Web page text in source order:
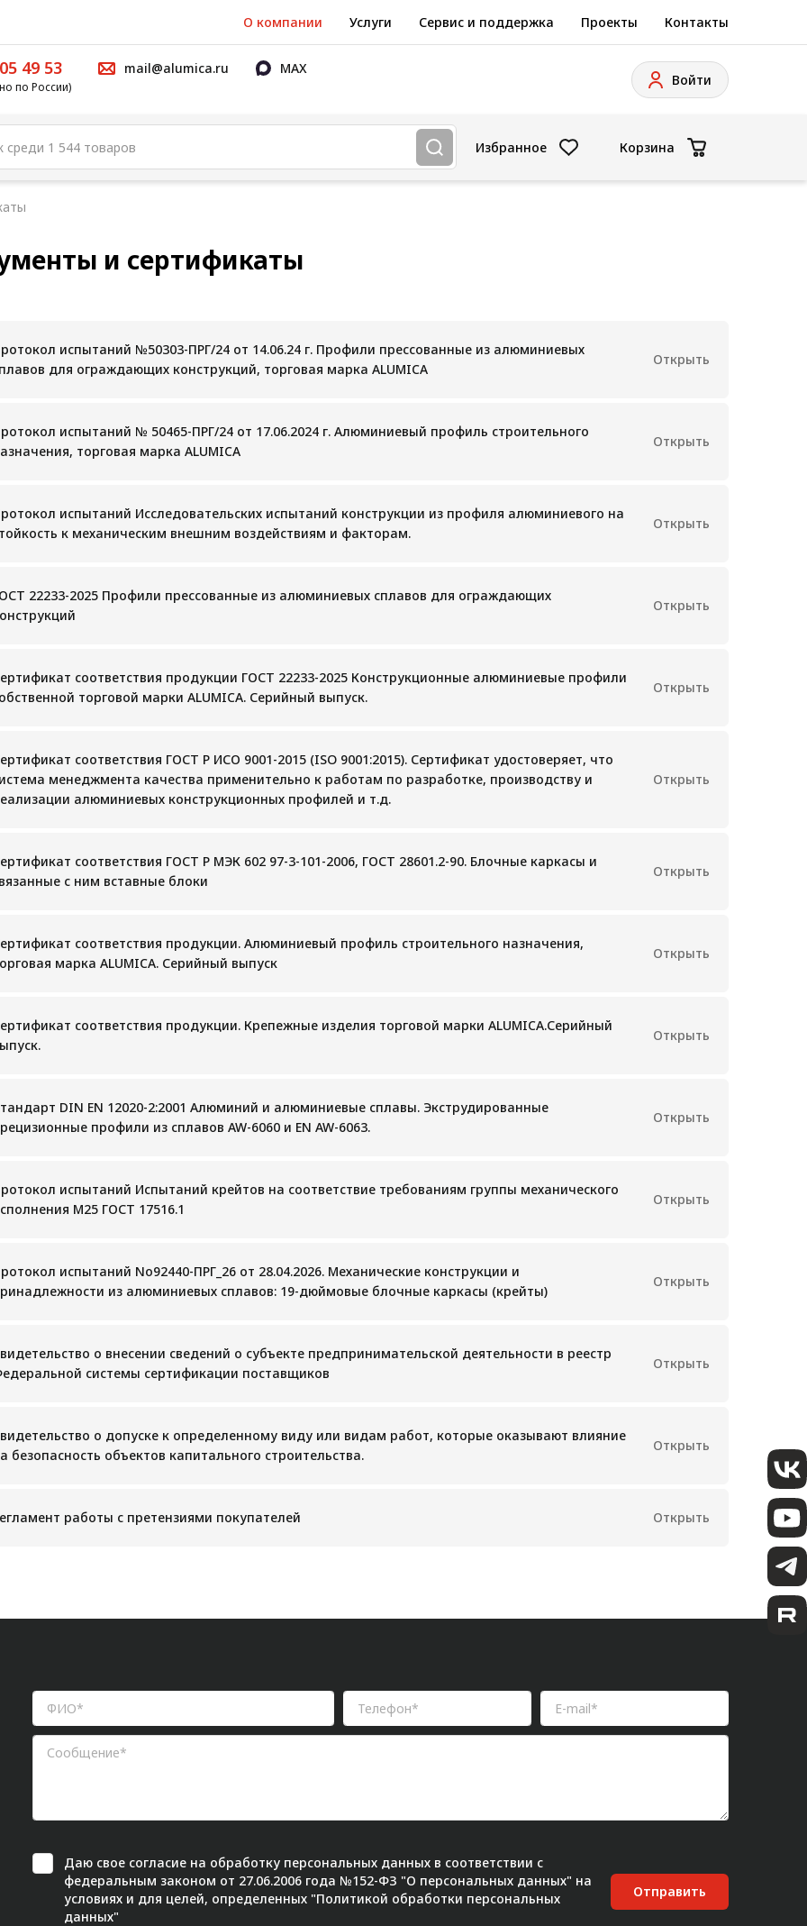
О компании Услуги Сервис и поддержка Проекты Контакты
49 53
по России)
mail@alumica.ru MAX
Войти
Избранное Корзина
и сертификаты
испытаний №50303-ПРГ/24 от 14.06.24 г. Профили прессованные из алюминиевых
для ограждающих конструкций, торговая марка ALUMICA
Открыть
испытаний № 50465-ПРГ/24 от 17.06.2024 г. Алюминиевый профиль строительного
торговая марка ALUMICA
Открыть
испытаний Исследовательских испытаний конструкции из профиля алюминиевого на
к механическим внешним воздействиям и факторам.
Открыть
22233-2025 Профили прессованные из алюминиевых сплавов для ограждающих
Открыть
соответствия продукции ГОСТ 22233-2025 Конструкционные алюминиевые профили
торговой марки ALUMICA. Серийный выпуск.
Открыть
соответствия ГОСТ Р ИСО 9001-2015 (ISO 9001:2015). Сертификат удостоверяет, что
менеджмента качества применительно к работам по разработке, производству и
алюминиевых конструкционных профилей и т.д.
Открыть
соответствия ГОСТ Р МЭК 602 97-3-101-2006, ГОСТ 28601.2-90. Блочные каркасы и
с ним вставные блоки
Открыть
соответствия продукции. Алюминиевый профиль строительного назначения,
марка ALUMICA. Серийный выпуск
Открыть
соответствия продукции. Крепежные изделия торговой марки ALUMICA.Серийный
Открыть
DIN EN 12020-2:2001 Алюминий и алюминиевые сплавы. Экструдированные
профили из сплавов AW-6060 и EN AW-6063.
Открыть
испытаний Испытаний крейтов на соответствие требованиям группы механического
М25 ГОСТ 17516.1
Открыть
испытаний No92440-ПРГ_26 от 28.04.2026. Механические конструкции и
из алюминиевых сплавов: 19-дюймовые блочные каркасы (крейты)
Открыть
о внесении сведений о субъекте предпринимательской деятельности в реестр
системы сертификации поставщиков
Открыть
о допуске к определенному виду или видам работ, которые оказывают влияние
безопасность объектов капитального строительства.
Открыть
работы с претензиями покупателей Открыть
Даю свое согласие на обработку персональных данных в соответствии с
федеральным законом от 27.06.2006 года №152-ФЗ "О персональных данных" на
условиях и для целей, определенных "Политикой обработки персональных
данных"
Отправить